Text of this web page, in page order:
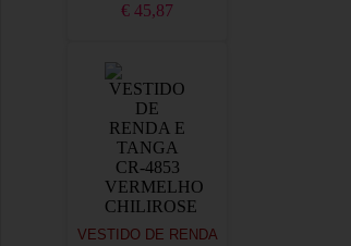
€ 45,87
VESTIDO DE RENDA